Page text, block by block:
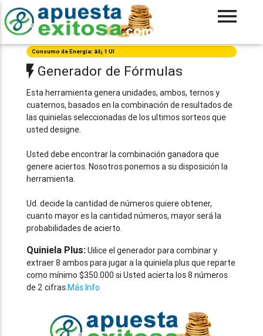
Consumo de Energia: âš¡ 1 UI
Generador de Fórmulas
Esta herramienta genera unidades, ambos, ternos y
cuaternos, basados en la combinación de resultados de
las quinielas seleccionadas de los ultimos sorteos que
usted designe.
Usted debe encontrar la combinación ganadora que
genere aciertos. Nosotros ponemos a su disposición la
herramienta.
Ud. decide la cantidad de números quiere obtener,
cuanto mayor es la cantidad números, mayor será la
probabilidades de acierto.
Quiniela Plus:Uilice el generador para combinar y
extraer 8 ambos para jugar a la quiniela plus que reparte
como mínimo $350.000 si Usted acierta los 8 números
de 2 cifras.Más Info